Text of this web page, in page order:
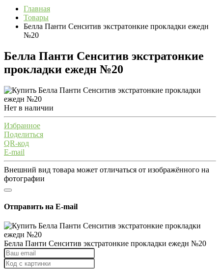
Главная
Товары
Белла Панти Сенситив экстратонкие прокладки ежедн
№20
Белла Панти Сенситив экстратонкие
прокладки ежедн №20
Нет в наличии
Избранное
Поделиться
QR-код
E-mail
Внешний вид товара может отличаться от изображённого на
фотографии
Отправить на E-mail
Белла Панти Сенситив экстратонкие прокладки ежедн №20